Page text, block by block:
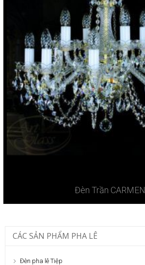
Đèn Trần CARMEN
CÁC SẢN PHẨM PHA LÊ
Đèn pha lê Tiệp